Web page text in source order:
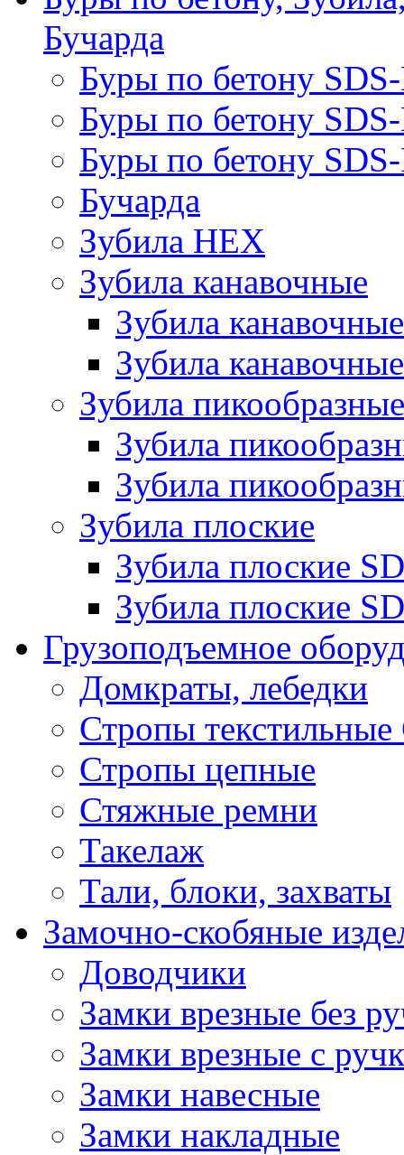
Бучарда
Буры по бетону
Буры по бетону
Буры по бетону
Бучарда
Зубила HEX
Зубила канавочные
Зубила
Зубила
Зубила пикообразные
Зубила
Зубила
Зубила плоские
Зубила плоские
Зубила плоские
Грузоподъемное
Домкраты, лебедки
Стропы
Стропы цепные
Стяжные ремни
Такелаж
Тали, блоки, захваты
Замочно-скобяные
Доводчики
Замки врезные без
Замки врезные с
Замки навесные
Замки накладные